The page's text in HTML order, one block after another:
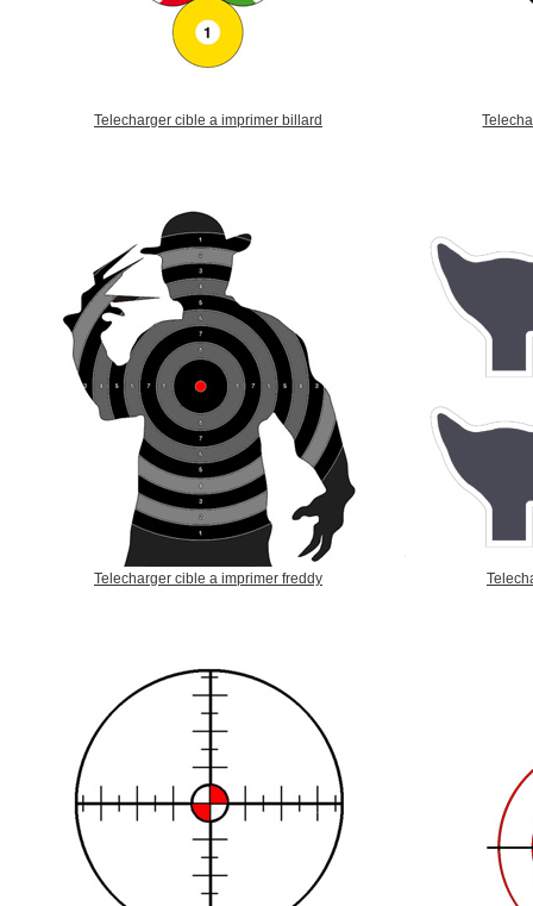
Telecharger cible a imprimer billard
Telecharger cible a imprimer freddy